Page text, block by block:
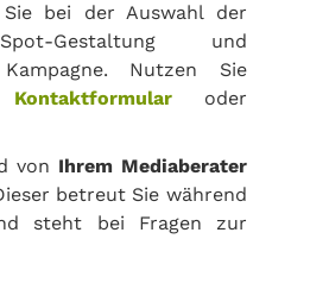
bei der Auswahl der
Gestaltung und
Nutzen Sie
Kontaktformular oder
von Ihrem Mediaberater
betreut Sie während
steht bei Fragen zur